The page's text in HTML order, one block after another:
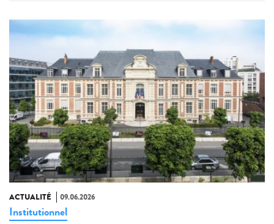
ACTUALITÉ 09.06.2026
Institutionnel